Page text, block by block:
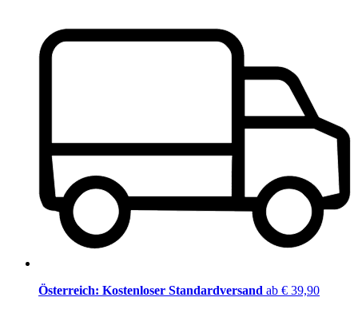
Österreich: Kostenloser Standardversand ab € 39,90